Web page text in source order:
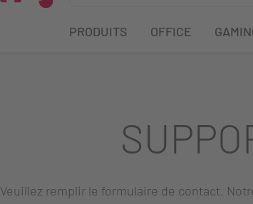
PRODUITS OFFICE
Veuillez remplir le formulaire de contact.